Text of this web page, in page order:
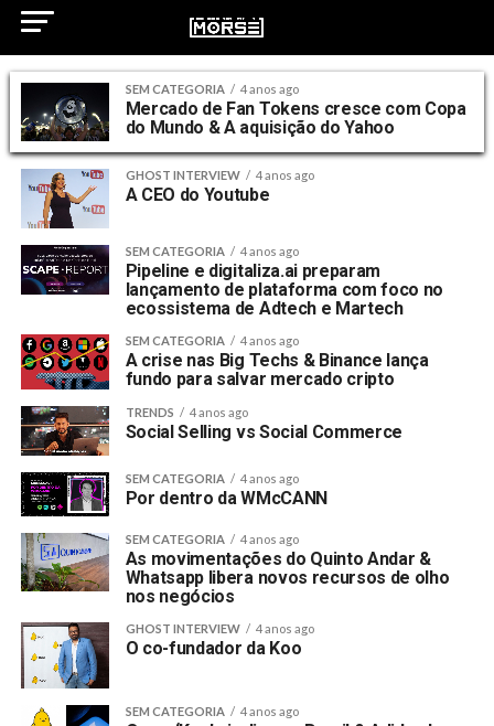
SEM CATEGORIA 4 anos ago
Mercado de Fan Tokens cresce com Copa
do Mundo & A aquisição do Yahoo
GHOST INTERVIEW 4 anos ago
A CEO do Youtube
SEM CATEGORIA 4 anos ago
Pipeline e digitaliza.ai preparam
lançamento de plataforma com foco no
ecossistema de Adtech e Martech
SEM CATEGORIA 4 anos ago
A crise nas Big Techs & Binance lança
fundo para salvar mercado cripto
TRENDS 4 anos ago
Social Selling vs Social Commerce
SEM CATEGORIA 4 anos ago
Por dentro da WMcCANN
SEM CATEGORIA 4 anos ago
As movimentações do Quinto Andar &
Whatsapp libera novos recursos de olho
nos negócios
GHOST INTERVIEW 4 anos ago
O co-fundador da Koo
SEM CATEGORIA 4 anos ago